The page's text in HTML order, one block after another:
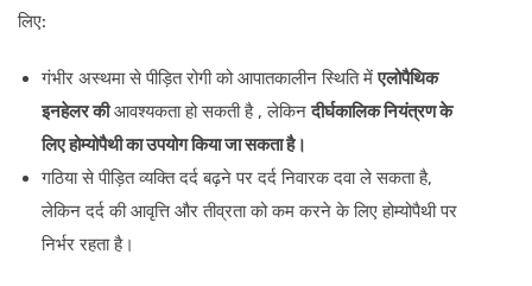
लिए:
गंभीर अस्थमा से पीड़ित रोगी को आपातकालीन स्थिति मेंएलोपैथिक
इनहेलर कीआवश्यकता हो सकती है , लेकिनदीर्घकालिक नियंत्रण के
लिए होम्योपैथी का उपयोग किया जा सकता है।
गठिया से पीड़ित व्यक्ति दर्द बढ़ने पर दर्द निवारक दवा ले सकता है,
लेकिन दर्द की आवृत्ति और तीव्रता को कम करने के लिए होम्योपैथी पर
निर्भर रहता है।